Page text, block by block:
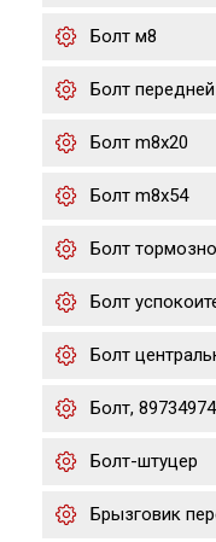
Болт м8
Болт
Болт m8x20
Болт m8x54
Болт
Болт
Болт
Болт,
Болт-штуцер
Брызговик